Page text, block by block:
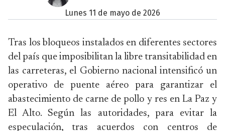
lunes 11 de mayo de 2026
Tras los bloqueos instalados en diferentes sectores
del país que imposibilitan la libre transitabilidad en
las carreteras, el Gobierno nacional intensificó un
operativo de puente aéreo para garantizar el
abastecimiento de carne de pollo y res en La Paz y
El Alto. Según las autoridades, para evitar la
especulación, tras acuerdos con centros de